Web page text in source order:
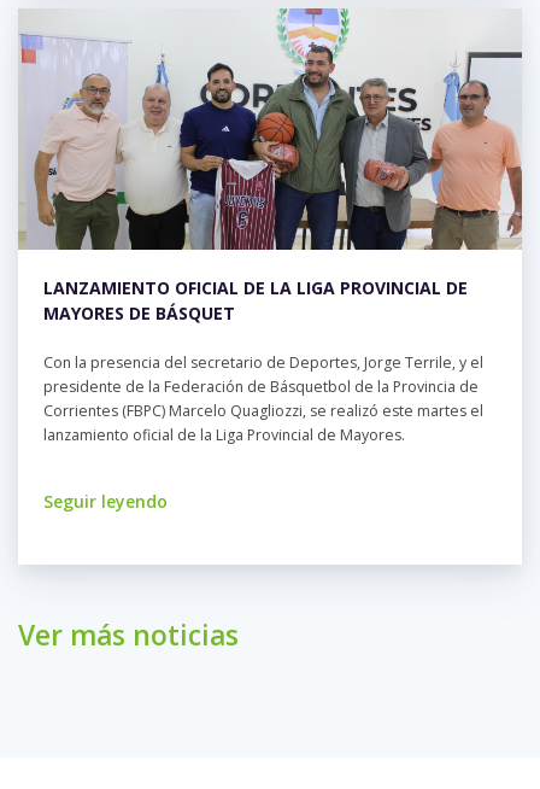
LANZAMIENTO OFICIAL DE LA LIGA PROVINCIAL DE
MAYORES DE BÁSQUET
Con la presencia del secretario de Deportes, Jorge Terrile, y el
presidente de la Federación de Básquetbol de la Provincia de
Corrientes (FBPC) Marcelo Quagliozzi, se realizó este martes el
lanzamiento oficial de la Liga Provincial de Mayores.
Seguir leyendo
Ver más noticias